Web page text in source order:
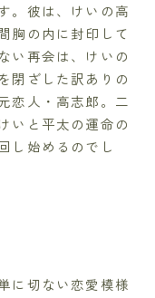
。彼は、けいの高
胸の内に封印して
い再会は、けいの
閉ざした訳ありの
恋人・高志郎。二
いと平太の運命の
し始めるのでし
に切ない恋愛模様